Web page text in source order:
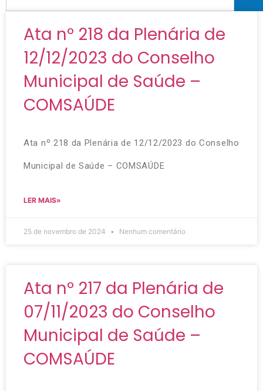
Ata nº 218 da Plenária de
12/12/2023 do Conselho
Municipal de Saúde –
COMSAÚDE
Ata nº 218 da Plenária de 12/12/2023 do Conselho
Municipal de Saúde – COMSAÚDE
LER MAIS»
25 de novembro de 2024 Nenhum comentário
Ata nº 217 da Plenária de
07/11/2023 do Conselho
Municipal de Saúde –
COMSAÚDE